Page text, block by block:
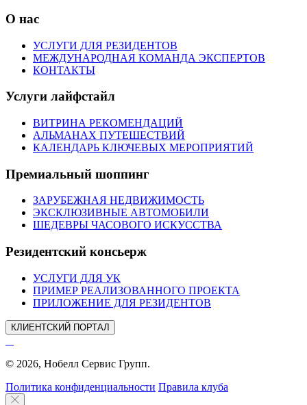
О нас
УСЛУГИ ДЛЯ РЕЗИДЕНТОВ
МЕЖДУНАРОДНАЯ КОМАНДА ЭКСПЕРТОВ
КОНТАКТЫ
Услуги лайфстайл
ВИТРИНА РЕКОМЕНДАЦИЙ
АЛЬМАНАХ ПУТЕШЕСТВИЙ
КАЛЕНДАРЬ КЛЮЧЕВЫХ МЕРОПРИЯТИЙ
Премиальный шоппинг
ЗАРУБЕЖНАЯ НЕДВИЖИМОСТЬ
ЭКСКЛЮЗИВНЫЕ АВТОМОБИЛИ
ШЕДЕВРЫ ЧАСОВОГО ИСКУССТВА
Резидентский консьерж
УСЛУГИ ДЛЯ УК
ПРИМЕР РЕАЛИЗОВАННОГО ПРОЕКТА
ПРИЛОЖЕНИЕ ДЛЯ РЕЗИДЕНТОВ
КЛИЕНТСКИЙ ПОРТАЛ
© 2026, Нобелл Сервис Групп.
Политика конфиденциальности Правила клуба